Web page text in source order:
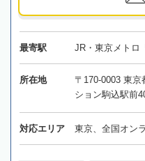
最寄駅 JR・東京メトロ
所在地
〒170-0003 東京
ション駒込駅前
対応エリア 東京、全国オン